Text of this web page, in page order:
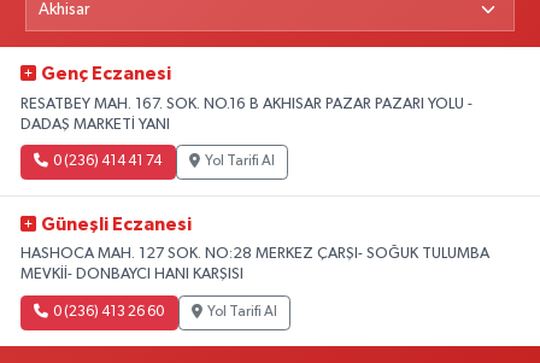
Genç Eczanesi
RESATBEY MAH. 167. SOK. NO.16 B AKHISAR PAZAR PAZARI YOLU -
DADAŞ MARKETİ YANI
0 (236) 414 41 74 Yol Tarifi Al
Güneşli Eczanesi
HASHOCA MAH. 127 SOK. NO:28 MERKEZ ÇARŞI- SOĞUK TULUMBA
MEVKİİ- DONBAYCI HANI KARŞISI
0 (236) 413 26 60 Yol Tarifi Al